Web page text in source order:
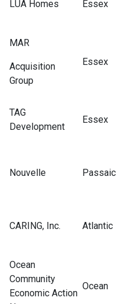
LUA Homes Essex
MAR
Acquisition
Group
Essex
TAG
Development
Essex
Nouvelle Passaic
CARING, Inc. Atlantic
Ocean
Community
Economic Action
Ocean